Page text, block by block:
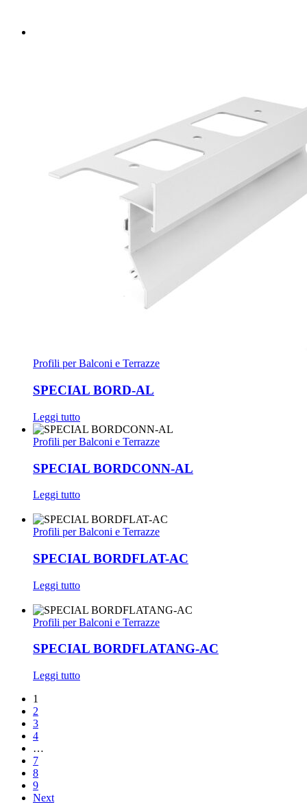
Profili per Balconi e Terrazze
SPECIAL BORD-AL
Leggi tutto
Profili per Balconi e Terrazze
SPECIAL BORDCONN-AL
Leggi tutto
Profili per Balconi e Terrazze
SPECIAL BORDFLAT-AC
Leggi tutto
Profili per Balconi e Terrazze
SPECIAL BORDFLATANG-AC
Leggi tutto
1
2
3
4
…
7
8
9
Next